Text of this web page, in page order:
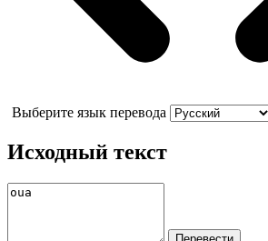
Выберите язык перевода
Исходный текст